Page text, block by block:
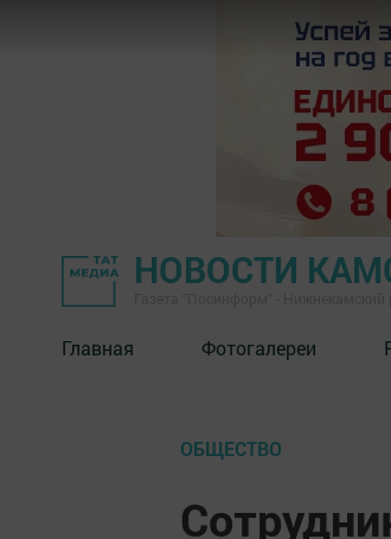
НОВОСТИ
Главная Фотогалереи
ОБЩЕСТВО